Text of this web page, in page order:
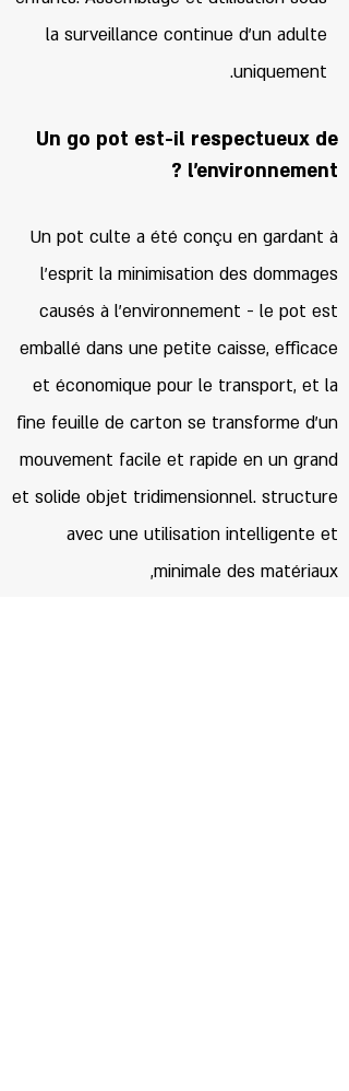
la surveillance continue d'un adulte
uniquement.
Un go pot est-il respectueux de
l’environnement ?
Un pot culte a été conçu en gardant à
l'esprit la minimisation des dommages
causés à l'environnement - le pot est
emballé dans une petite caisse, efficace
et économique pour le transport, et la
fine feuille de carton se transforme d'un
mouvement facile et rapide en un grand
et solide objet tridimensionnel. structure
avec une utilisation intelligente et
minimale des matériaux,